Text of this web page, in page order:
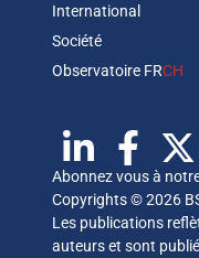
International
Société
Observatoire FRCH
Abonnez vous à
Copyrights © 2026
Les publications
auteurs et sont